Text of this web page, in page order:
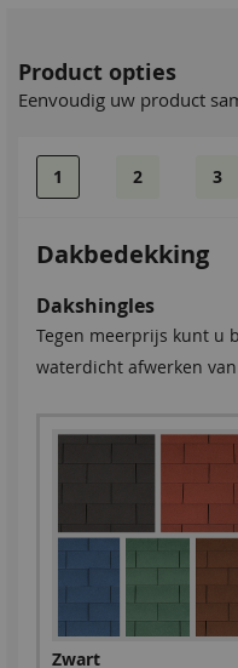
Product opties
Eenvoudig uw product
1 2 3
Dakbedekking
Dakshingles
Tegen meerprijs kunt u
waterdicht afwerken
Zwart